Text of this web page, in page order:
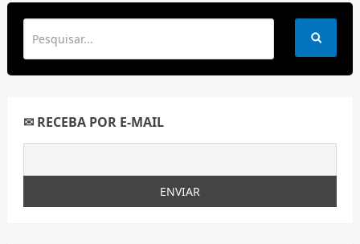
✉ RECEBA POR E-MAIL